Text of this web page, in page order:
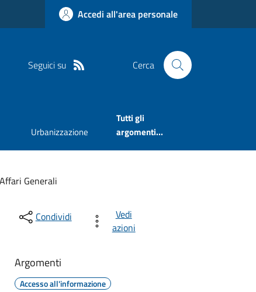
Accedi all'area personale
Seguici su Cerca
Urbanizzazione
Tutti gli
argomenti...
Generali
Condividi
Vedi
azioni
Argomenti
Accesso all'informazione